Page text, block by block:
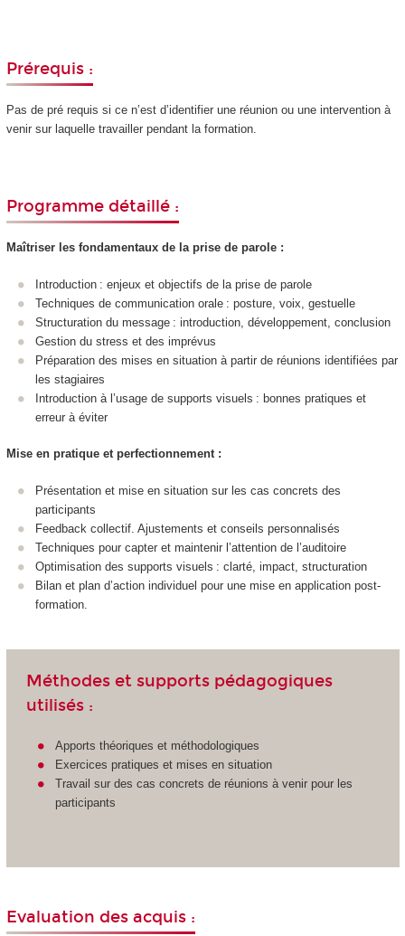
Prérequis :
Pas de pré requis si ce n’est d’identifier une réunion ou une intervention à
venir sur laquelle travailler pendant la formation.
Programme détaillé :
Maîtriser les fondamentaux de la prise de parole :
Introduction : enjeux et objectifs de la prise de parole
Techniques de communication orale : posture, voix, gestuelle
Structuration du message : introduction, développement, conclusion
Gestion du stress et des imprévus
Préparation des mises en situation à partir de réunions identifiées par
les stagiaires
Introduction à l’usage de supports visuels : bonnes pratiques et
erreur à éviter
Mise en pratique et perfectionnement :
Présentation et mise en situation sur les cas concrets des
participants
Feedback collectif. Ajustements et conseils personnalisés
Techniques pour capter et maintenir l’attention de l’auditoire
Optimisation des supports visuels : clarté, impact, structuration
Bilan et plan d’action individuel pour une mise en application post-
formation.
Méthodes et supports pédagogiques
utilisés :
Apports théoriques et méthodologiques
Exercices pratiques et mises en situation
Travail sur des cas concrets de réunions à venir pour les
participants
Evaluation des acquis :